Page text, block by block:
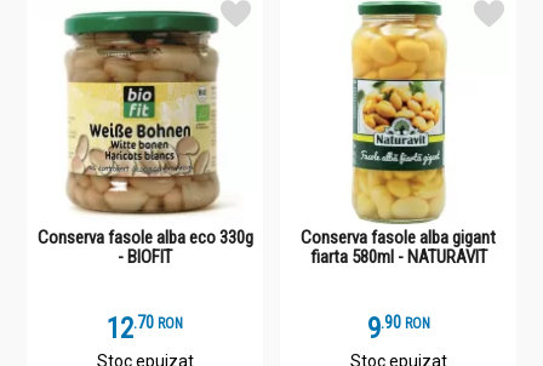
Conserva fasole alba eco 330g
- BIOFIT
12.7 RON
Stoc epuizat
Conserva fasole alba gigant
fiarta 580ml - NATURAVIT
9.9 RON
Stoc epuizat